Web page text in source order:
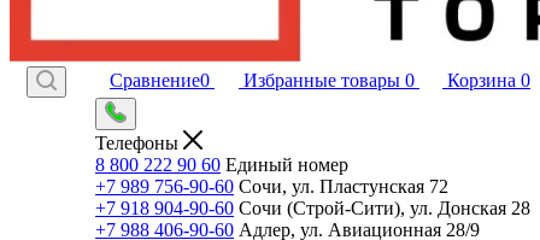
Сравнение0 Избранные товары 0 Корзина 0
Телефоны
8 800 222 90 60 Единый номер
+7 989 756-90-60 Сочи, ул. Пластунская 72
+7 918 904-90-60 Сочи (Строй-Сити), ул. Донская 28
+7 988 406-90-60 Адлер, ул. Авиационная 28/9